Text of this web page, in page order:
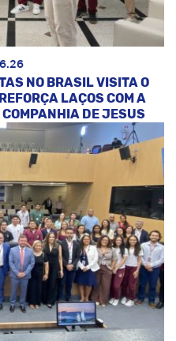
NO BRASIL VISITA O
LAÇOS COM A
DE JESUS